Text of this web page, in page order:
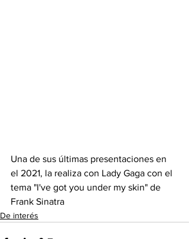
Una de sus últimas presentaciones en
el 2021, la realiza con Lady Gaga con el
tema "I've got you under my skin" de
Frank Sinatra
De interés